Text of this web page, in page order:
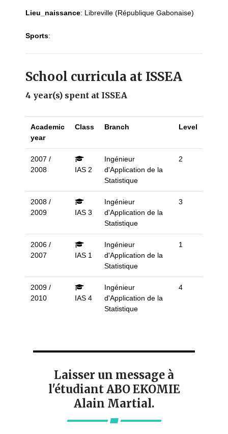
Lieu_naissance: Libreville (République Gabonaise)
Sports:
School curricula at ISSEA
4 year(s) spent at ISSEA
Academic
year
Class Branch Level
2007 /
2008
IAS 2
Ingénieur
d'Application de la
Statistique
2
2008 /
2009
IAS 3
Ingénieur
d'Application de la
Statistique
3
2006 /
2007
IAS 1
Ingénieur
d'Application de la
Statistique
1
2009 /
2010
IAS 4
Ingénieur
d'Application de la
Statistique
4
Laisser un message à
l'étudiant ABO EKOMIE
Alain Martial.